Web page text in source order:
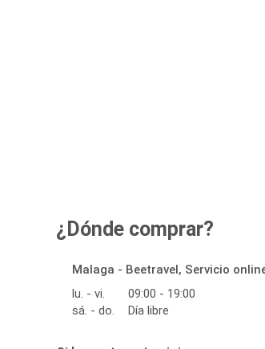
¿Dónde comprar?
Malaga - Beetravel, Servicio
lu. - vi.
09:00 - 19:00
sá. - do.
Día libre